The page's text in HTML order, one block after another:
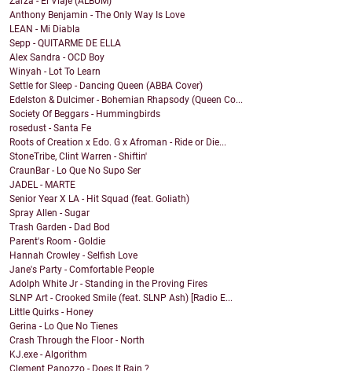
Anthony Benjamin - The Only Way Is Love
LEAN - Mi Diabla
Sepp - QUITARME DE ELLA
Alex Sandra - OCD Boy
Winyah - Lot To Learn
Settle for Sleep - Dancing Queen (ABBA Cover)
Edelston & Dulcimer - Bohemian Rhapsody (Queen Co...
Society Of Beggars - Hummingbirds
rosedust - Santa Fe
Roots of Creation x Edo. G x Afroman - Ride or Die...
StoneTribe, Clint Warren - Shiftin'
CraunBar - Lo Que No Supo Ser
JADEL - MARTE
Senior Year X LA - Hit Squad (feat. Goliath)
Spray Allen - Sugar
Trash Garden - Dad Bod
Parent's Room - Goldie
Hannah Crowley - Selfish Love
Jane's Party - Comfortable People
Adolph White Jr - Standing in the Proving Fires
SLNP Art - Crooked Smile (feat. SLNP Ash) [Radio E...
Little Quirks - Honey
Gerina - Lo Que No Tienes
Crash Through the Floor - North
KJ.exe - Algorithm
Clement Panozzo - Does It Rain ?